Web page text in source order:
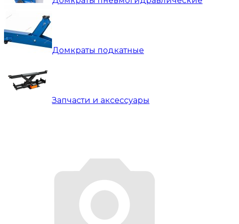
Домкраты подкатные
Запчасти и аксессуары